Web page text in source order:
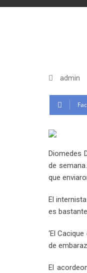
admin
Diomedes
de
que
El
es
‘El
de
El